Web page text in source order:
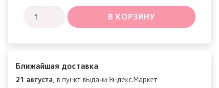
Количество
В КОРЗИНУ
Ближайшая доставка
21 августа, в пункт выдачи Яндекс.Маркет